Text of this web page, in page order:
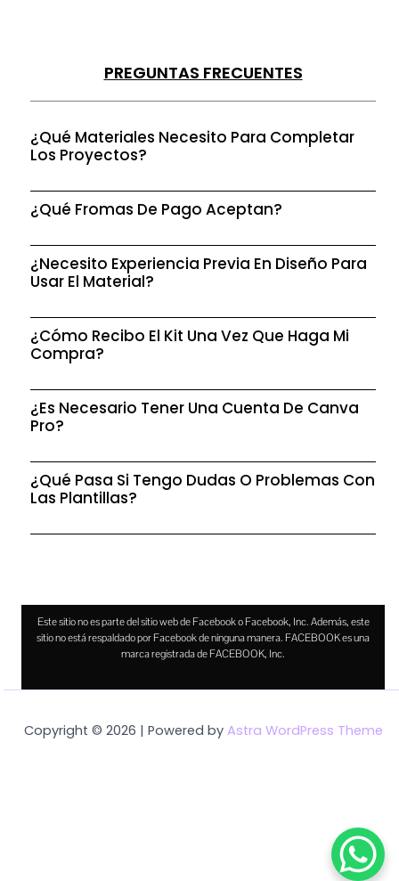
PREGUNTAS FRECUENTES
¿Qué Materiales Necesito Para Completar
Los Proyectos?
¿Qué Fromas De Pago Aceptan?
¿Necesito Experiencia Previa En Diseño Para
Usar El Material?
¿Cómo Recibo El Kit Una Vez Que Haga Mi
Compra?
¿Es Necesario Tener Una Cuenta De Canva
Pro?
¿Qué Pasa Si Tengo Dudas O Problemas Con
Las Plantillas?
Este sitio no es parte del sitio web de Facebook o Facebook, Inc. Además, este
sitio no está respaldado por Facebook de ninguna manera. FACEBOOK es una
marca registrada de FACEBOOK, Inc.
Copyright © 2026 | Powered by Astra WordPress Theme